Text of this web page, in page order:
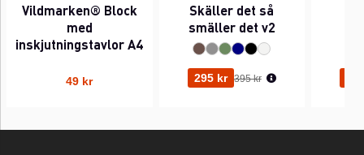
Vildmarken® Block
med
inskjutningstavlor A4
49 kr
Skäller det så
smäller det v2
295 kr Ordinarie pris:
395 kr